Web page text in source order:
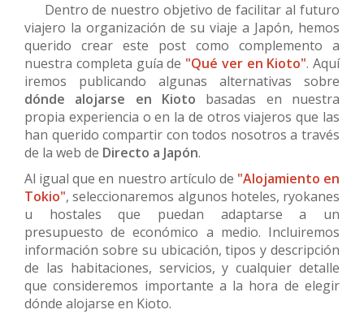
Dentro de nuestro objetivo de facilitar al futuro
viajero la organización de su viaje a Japón, hemos
querido crear este post como complemento a
nuestra completa guía de "Qué ver en Kioto". Aquí
iremos publicando algunas alternativas sobre
dónde alojarse en Kioto basadas en nuestra
propia experiencia o en la de otros viajeros que las
han querido compartir con todos nosotros a través
de la web de Directo a Japón.
Al igual que en nuestro artículo de "Alojamiento en
Tokio", seleccionaremos algunos hoteles, ryokanes
u hostales que puedan adaptarse a un
presupuesto de económico a medio. Incluiremos
información sobre su ubicación, tipos y descripción
de las habitaciones, servicios, y cualquier detalle
que consideremos importante a la hora de elegir
dónde alojarse en Kioto.